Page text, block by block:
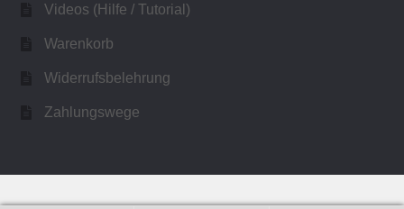
Videos (Hilfe / Tutorial)
Warenkorb
Widerrufsbelehrung
Zahlungswege